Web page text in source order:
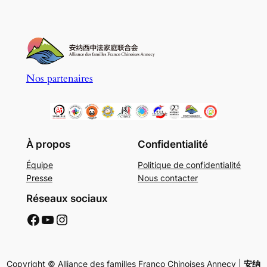
Nos partenaires
À propos
Équipe
Presse
Confidentialité
Politique de confidentialité
Nous contacter
Réseaux sociaux
AFFC Facebook AFFC Youtube AFFC Instagram
Copyright © Alliance des familles Franco Chinoises Annecy | 安纳